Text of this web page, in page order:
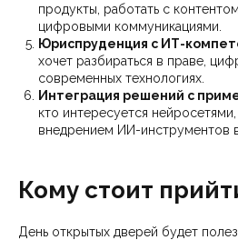
продукты, работать с
цифровыми коммуникациями.
Юриспруденция с ИТ-
хочет разбираться в праве,
современных технологиях.
Интеграция решений с
кто интересуется
внедрением ИИ-инструментов
Кому стоит
День открытых дверей будет